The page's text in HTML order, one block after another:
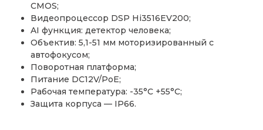
CMOS;
Видеопроцессор DSP Hi3516EV200;
AI функция: детектор человека;
Объектив: 5,1-51 мм моторизированный с
автофокусом;
Поворотная платформа;
Питание DC12V/PoE;
Рабочая температура: -35°C +55°С;
Защита корпуса — IP66.